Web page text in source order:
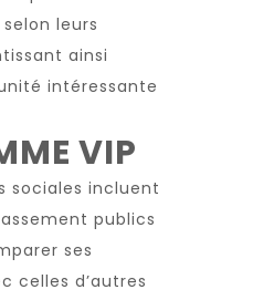
leurs
ainsi
intéressante
VIP
sociales incluent
publics
ses
celles d’autres